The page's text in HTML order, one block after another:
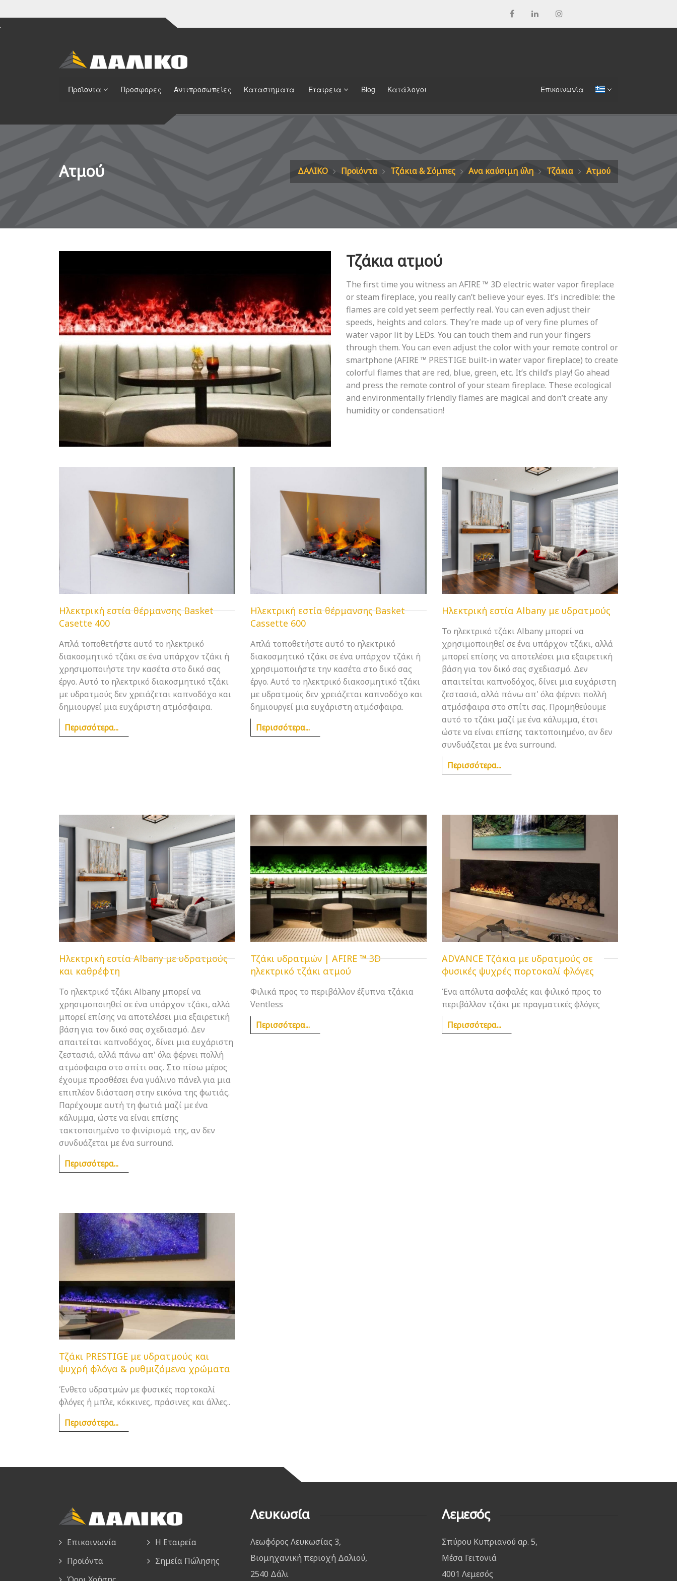
Προϊοντα Προσφορες Αντιπροσωπείες Καταστηματα Εταιρεια Blog Κατάλογοι
Aτμού ΔΑΛΙΚΟ Προϊόντα Τζάκια & Σόμπες Ανα καύσιμη ύλη Τζάκια Aτμού
Τζάκια ατμού
The first time you witness an AFIRE ™ 3D electric water vapor fireplace
or steam fireplace, you really can’t believe your eyes. It’s incredible: the
flames are cold yet seem perfectly real. You can even adjust their
speeds, heights and colors. They’re made up of very fine plumes of
water vapor lit by LEDs. You can touch them and run your fingers
through them. You can even adjust the color with your remote control or
smartphone (AFIRE ™ PRESTIGE built-in water vapor fireplace) to create
colorful flames that are red, blue, green, etc. It’s child’s play! Go ahead
and press the remote control of your steam fireplace. These ecological
and environmentally friendly flames are magical and don’t create any
humidity or condensation!
Ηλεκτρική εστία θέρμανσης Basket
Casette 400
Απλά τοποθετήστε αυτό το ηλεκτρικό
διακοσμητικό τζάκι σε ένα υπάρχον τζάκι ή
χρησιμοποιήστε την κασέτα στο δικό σας
έργο. Αυτό το ηλεκτρικό διακοσμητικό τζάκι
με υδρατμούς δεν χρειάζεται καπνοδόχο και
δημιουργεί μια ευχάριστη ατμόσφαιρα.
Περισσότερα...
Ηλεκτρική εστία θέρμανσης Basket
Cassette 600
Απλά τοποθετήστε αυτό το ηλεκτρικό
διακοσμητικό τζάκι σε ένα υπάρχον τζάκι ή
χρησιμοποιήστε την κασέτα στο δικό σας
έργο. Αυτό το ηλεκτρικό διακοσμητικό τζάκι
με υδρατμούς δεν χρειάζεται καπνοδόχο και
δημιουργεί μια ευχάριστη ατμόσφαιρα.
Περισσότερα...
Ηλεκτρική εστία Albany με υδρατμούς
Το ηλεκτρικό τζάκι Albany μπορεί να
χρησιμοποιηθεί σε ένα υπάρχον τζάκι, αλλά
μπορεί επίσης να αποτελέσει μια εξαιρετική
βάση για τον δικό σας σχεδιασμό. Δεν
απαιτείται καπνοδόχος, δίνει μια ευχάριστη
ζεστασιά, αλλά πάνω απ' όλα φέρνει πολλή
ατμόσφαιρα στο σπίτι σας. Προμηθεύουμε
αυτό το τζάκι μαζί με ένα κάλυμμα, έτσι
ώστε να είναι επίσης τακτοποιημένο, αν δεν
συνδυάζεται με ένα surround.
Περισσότερα...
Ηλεκτρική εστία Albany με υδρατμούς
και καθρέφτη
Το ηλεκτρικό τζάκι Albany μπορεί να
χρησιμοποιηθεί σε ένα υπάρχον τζάκι, αλλά
μπορεί επίσης να αποτελέσει μια εξαιρετική
βάση για τον δικό σας σχεδιασμό. Δεν
απαιτείται καπνοδόχος, δίνει μια ευχάριστη
ζεστασιά, αλλά πάνω απ' όλα φέρνει πολλή
ατμόσφαιρα στο σπίτι σας. Στο πίσω μέρος
έχουμε προσθέσει ένα γυάλινο πάνελ για μια
επιπλέον διάσταση στην εικόνα της φωτιάς.
Παρέχουμε αυτή τη φωτιά μαζί με ένα
κάλυμμα, ώστε να είναι επίσης
τακτοποιημένο το φινίρισμά της, αν δεν
συνδυάζεται με ένα surround.
Περισσότερα...
Τζάκι υδρατμών | AFIRE ™ 3D
ηλεκτρικό τζάκι ατμού
Φιλικά προς το περιβάλλον έξυπνα τζάκια
Ventless
Περισσότερα...
ADVANCE Τζάκια με υδρατμούς σε
φυσικές ψυχρές πορτοκαλί φλόγες
Ένα απόλυτα ασφαλές και φιλικό προς το
περιβάλλον τζάκι με πραγματικές φλόγες
Περισσότερα...
Τζάκι PRESTIGE με υδρατμούς και
ψυχρή φλόγα & ρυθμιζόμενα χρώματα
Ένθετο υδρατμών με φυσικές πορτοκαλί
φλόγες ή μπλε, κόκκινες, πράσινες και άλλες..
Περισσότερα...
Επικοινωνία
Η Εταιρεία
Προϊόντα
Σημεία Πώλησης
Λευκωσία
Λεωφόρος Λευκωσίας 3,
Βιομηχανική περιοχή Δαλιού,
2540 Δάλι
Λεμεσός
Σπύρου Κυπριανού αρ. 5,
Μέσα Γειτονιά
4001 Λεμεσός